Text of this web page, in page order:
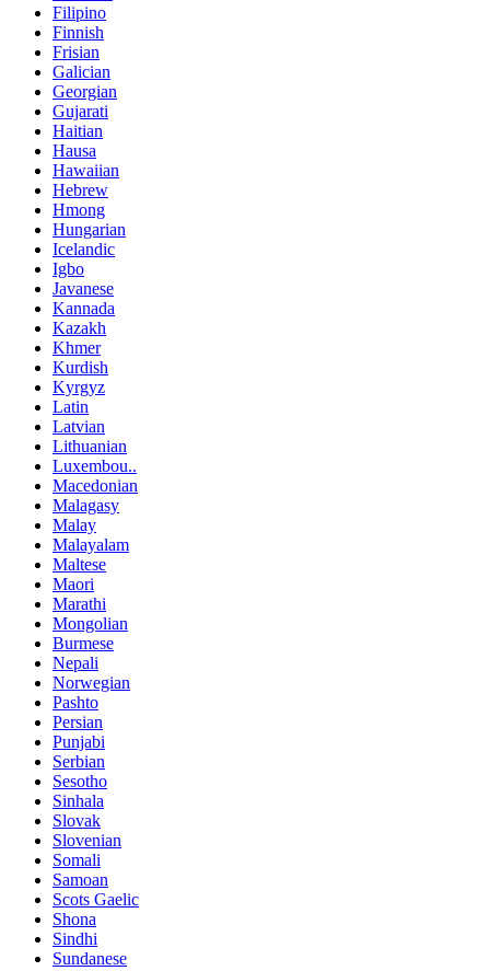
Filipino
Finnish
Frisian
Galician
Georgian
Gujarati
Haitian
Hausa
Hawaiian
Hebrew
Hmong
Hungarian
Icelandic
Igbo
Javanese
Kannada
Kazakh
Khmer
Kurdish
Kyrgyz
Latin
Latvian
Lithuanian
Luxembou..
Macedonian
Malagasy
Malay
Malayalam
Maltese
Maori
Marathi
Mongolian
Burmese
Nepali
Norwegian
Pashto
Persian
Punjabi
Serbian
Sesotho
Sinhala
Slovak
Slovenian
Somali
Samoan
Scots Gaelic
Shona
Sindhi
Sundanese